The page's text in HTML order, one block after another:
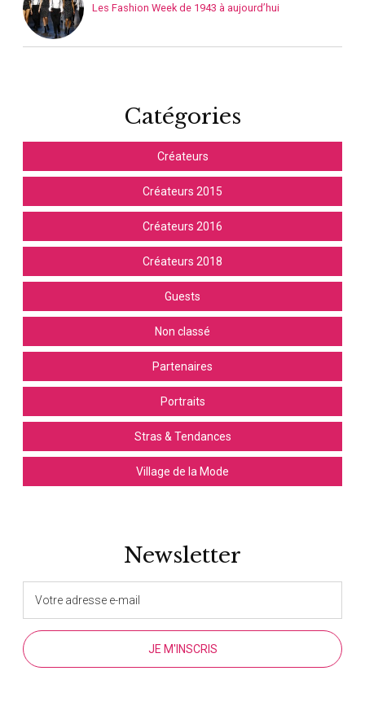
Les Fashion Week de 1943 à aujourd’hui
Catégories
Créateurs
Créateurs 2015
Créateurs 2016
Créateurs 2018
Guests
Non classé
Partenaires
Portraits
Stras & Tendances
Village de la Mode
Newsletter